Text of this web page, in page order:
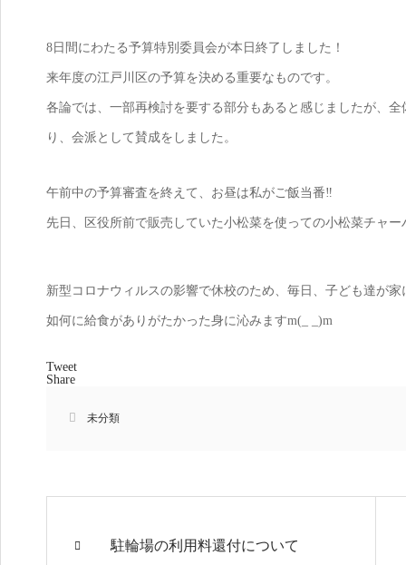
8日間にわたる予算特別委員会が本日終了しました！
来年度の江戸川区の予算を決める重要なものです。
各論では、一部再検討を要する部分もあると感じましたが、
り、会派として賛成をしました。
午前中の予算審査を終えて、お昼は私がご飯当番‼️
先日、区役所前で販売していた小松菜を使っての小松菜チャー
新型コロナウィルスの影響で休校のため、毎日、子ども達が家
如何に給食がありがたかった身に沁みますm(_ _)m
Tweet
Share
未分類
駐輪場の利用料還付について